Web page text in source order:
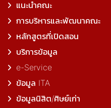
แนะนำคณะ
การบริหารและพัฒนาคณะ
หลักสูตรที่เปิดสอน
บริการข้อมูล
e-Service
ข้อมูล ITA
ข้อมูลนิสิต/ศิษย์เก่า